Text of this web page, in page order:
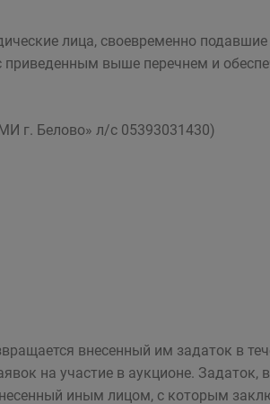
лица, своевременно подавшие
выше перечнем и
г. Белово» л/с 05393031430)
внесенный им задаток в
на участие в аукционе. Задаток,
иным лицом, с которым